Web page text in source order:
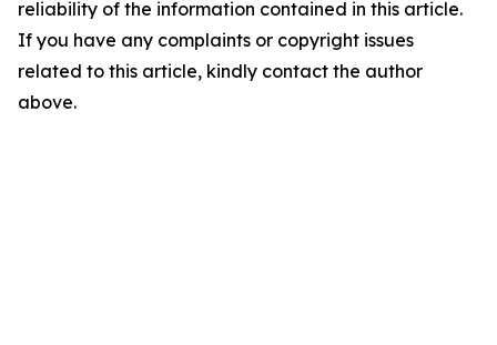
reliability of the information contained in this article.
If you have any complaints or copyright issues
related to this article, kindly contact the author
above.